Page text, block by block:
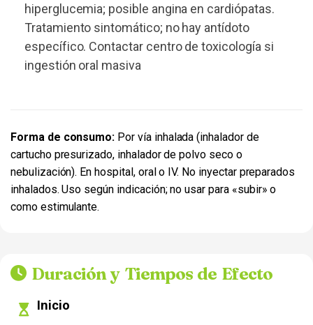
hiperglucemia; posible angina en cardiópatas.
Tratamiento sintomático; no hay antídoto
específico. Contactar centro de toxicología si
ingestión oral masiva
Forma de consumo: Por vía inhalada (inhalador de
cartucho presurizado, inhalador de polvo seco o
nebulización). En hospital, oral o IV. No inyectar preparados
inhalados. Uso según indicación; no usar para «subir» o
como estimulante.
Duración y Tiempos de Efecto
Inicio